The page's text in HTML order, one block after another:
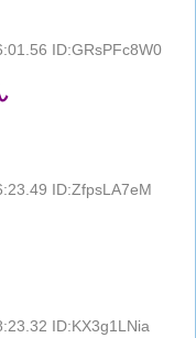
ID:GRsPFc8W0
ID:ZfpsLA7eM
ID:KX3g1LNia